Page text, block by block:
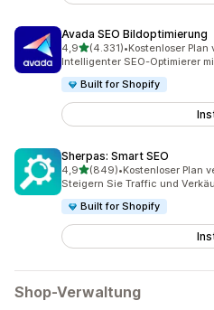
Avada SEO Bildoptimierung
4,9von 5 Sternen
(4.331)
4331 Rezensionen insgesamt
•Kostenloser Plan
Intelligenter SEO-Optimierer
Built for Shopify
Sherpas: Smart SEO
4,9von 5 Sternen
(849)
849 Rezensionen insgesamt
•Kostenloser Plan
Steigern Sie Traffic und
Built for Shopify
Shop-Verwaltung